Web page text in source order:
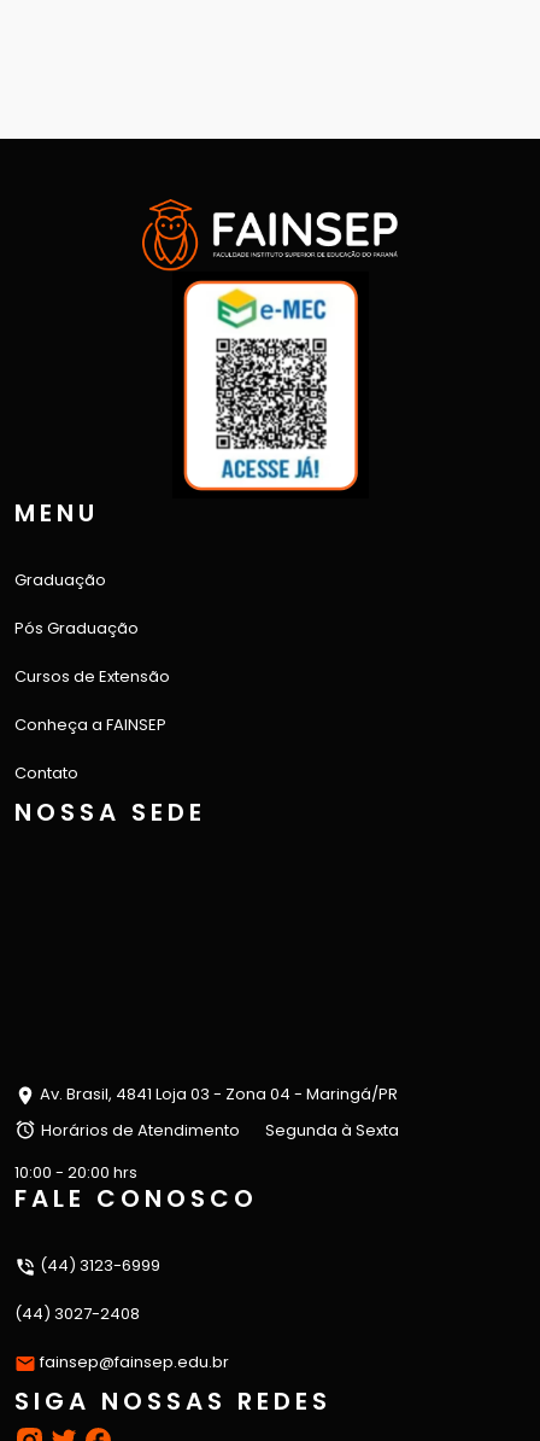
MENU
Graduação
Pós Graduação
Cursos de Extensão
Conheça a FAINSEP
Contato
NOSSA SEDE
Av. Brasil, 4841 Loja 03 - Zona 04 - Maringá/PR
Horários de Atendimento
Segunda à Sexta
10:00 - 20:00 hrs
FALE CONOSCO
(44) 3123-6999
(44) 3027-2408
fainsep@fainsep.edu.br
SIGA NOSSAS REDES